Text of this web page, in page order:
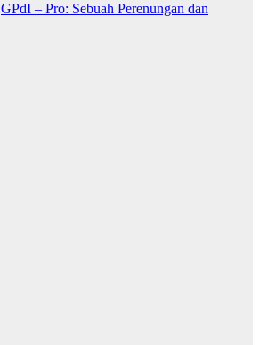
GPdI – Pro: Sebuah Perenungan dan